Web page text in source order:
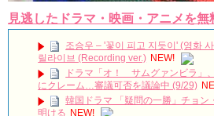
見逃したドラマ・映画・アニメを無
조승우 – '꽃이 피고 지듯이' (영화
릴라이브 (Recording ver.) NEW!
ドラマ「オ！ サムグァンビラ」
にクレーム…審議可否を議論中 (9/29)
韓国ドラマ 「疑問の一勝」チョン
明ける NEW!